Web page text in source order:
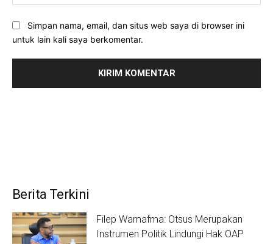
Simpan nama, email, dan situs web saya di browser ini
untuk lain kali saya berkomentar.
Berita Terkini
Filep Wamafma: Otsus Merupakan
Instrumen Politik Lindungi Hak OAP